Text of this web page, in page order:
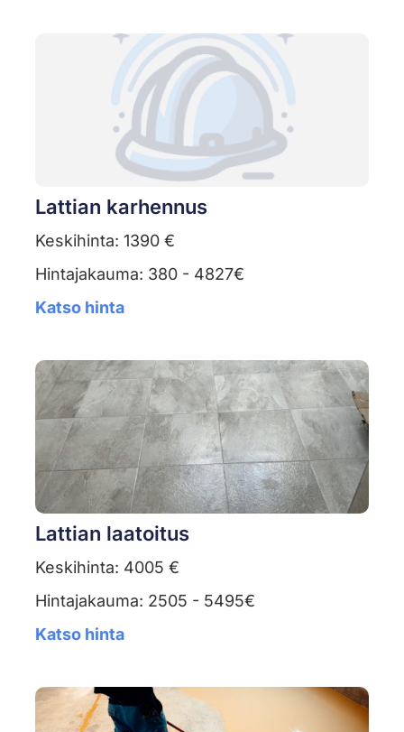
Lattian karhennus
Keskihinta: 1390 €
Hintajakauma: 380 - 4827€
Katso hinta
Lattian laatoitus
Keskihinta: 4005 €
Hintajakauma: 2505 - 5495€
Katso hinta